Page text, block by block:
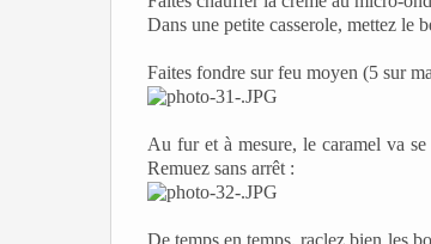
Dans une petite casserole, mettez le
Faites fondre sur feu moyen (5 sur
Au fur et à mesure, le caramel va
Remuez sans arrêt :
De temps en temps, raclez bien les